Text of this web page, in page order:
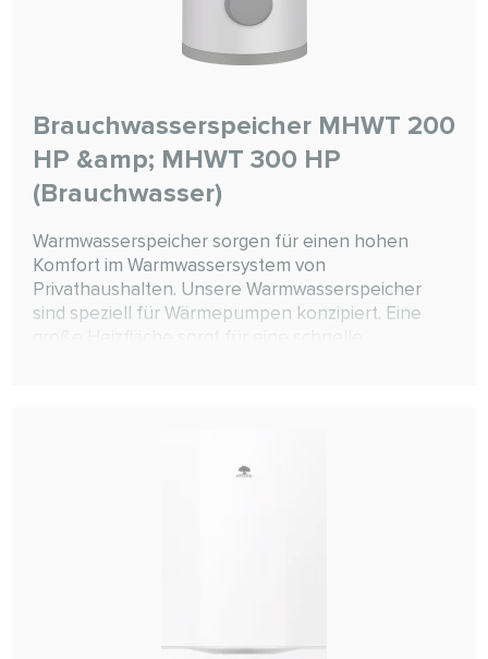
Brauchwasserspeicher MHWT 200
HP &amp; MHWT 300 HP
(Brauchwasser)
Warmwasserspeicher sorgen für einen hohen
Komfort im Warmwassersystem von
Privathaushalten. Unsere Warmwasserspeicher
sind speziell für Wärmepumpen konzipiert. Eine